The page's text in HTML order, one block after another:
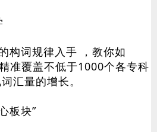
构词规律入手 ，教你如
准覆盖不低于1000个各专科
汇量的增长。
板块”